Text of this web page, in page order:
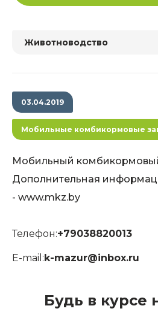
Животноводство
03.04.2019
Мобильные комбикормовые
Мобильный
Дополнительная
- www.mkz.by
Телефон:+79038820013
E-mail:k-mazur@inbox.ru
Будь в курсе